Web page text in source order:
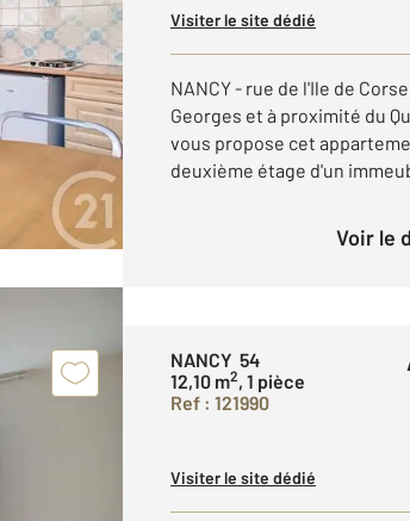
Visiter le site dédié
NANCY - rue de l'Ile de
Georges et à proximité du
vous propose cet
deuxième étage d'un
Voir le
NANCY 54
12,10 m2, 1 pièce
Ref : 121990
Visiter le site dédié